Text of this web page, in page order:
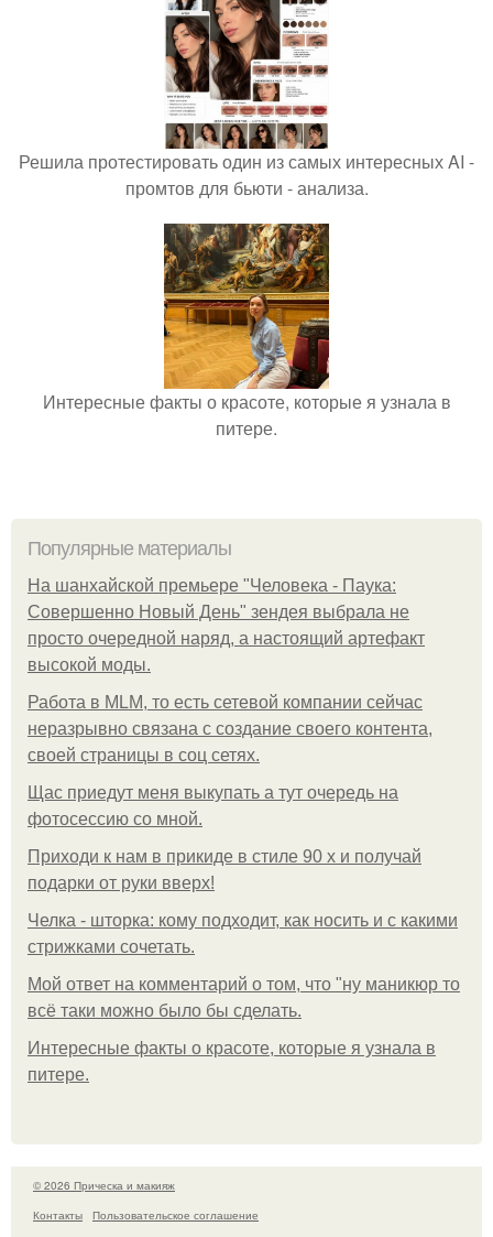
Решила протестировать один из самых интересных AI -
промтов для бьюти - анализа.
Интересные факты о красоте, которые я узнала в
питере.
Популярные материалы
На шанхайской премьере "Человека - Паука:
Совершенно Новый День" зендея выбрала не
просто очередной наряд, а настоящий артефакт
высокой моды.
Работа в MLM, то есть сетевой компании сейчас
неразрывно связана с создание своего контента,
своей страницы в соц сетях.
Щас приедут меня выкупать а тут очередь на
фотосессию со мной.
Приходи к нам в прикиде в стиле 90 х и получай
подарки от руки вверх!
Челка - шторка: кому подходит, как носить и с какими
стрижками сочетать.
Мой ответ на комментарий о том, что "ну маникюр то
всё таки можно было бы сделать.
Интересные факты о красоте, которые я узнала в
питере.
© 2026 Прическа и макияж
Контакты
Пользовательское соглашение